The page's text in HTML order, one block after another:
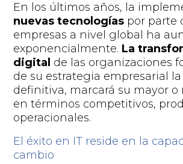
En los últimos años, la
nuevas tecnologías por parte
empresas a nivel global ha
exponencialmente. La
digital de las organizaciones
de su estrategia empresarial
definitiva, marcará su mayor o
en términos competitivos,
operacionales.
El éxito en IT reside en la
cambio